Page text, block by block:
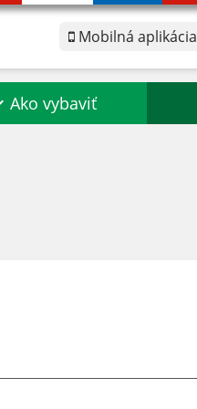
Mobilná aplikácia
Ako vybaviť